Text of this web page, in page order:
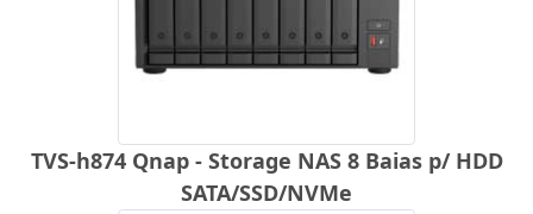
TVS-h874 Qnap - Storage NAS 8 Baias p/ HDD
SATA/SSD/NVMe